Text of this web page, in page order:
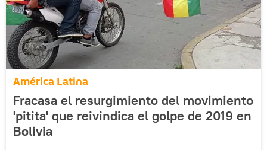
América Latina
Fracasa el resurgimiento del movimiento
'pitita' que reivindica el golpe de 2019 en
Bolivia